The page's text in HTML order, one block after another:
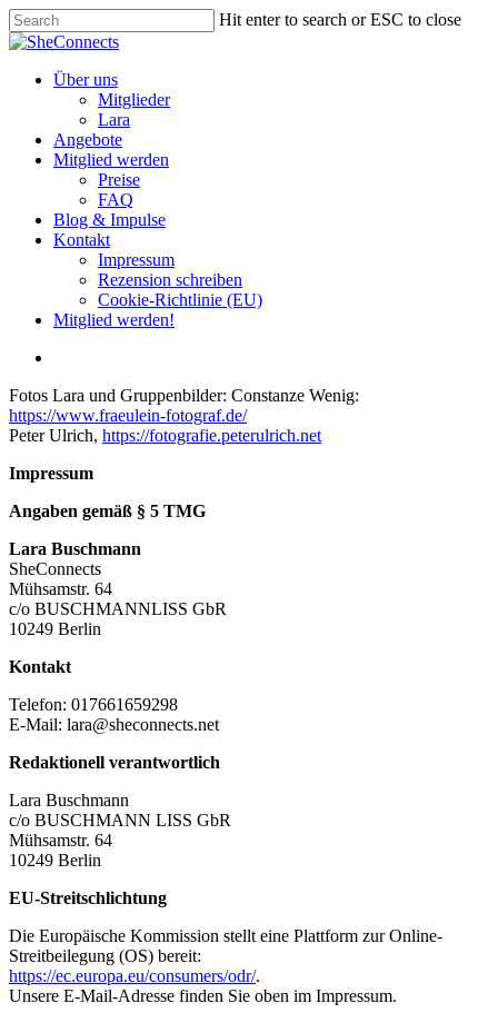
Skip
to
content
Hit enter to search or ESC to close
Close
search
Menu
Über uns
Mitglieder
Lara
Angebote
Mitglied werden
Preise
FAQ
Blog & Impulse
Kontakt
Impressum
Rezension schreiben
Cookie-Richtlinie (EU)
Mitglied werden!
Fotos Lara und Gruppenbilder: Constanze Wenig:
https://www.fraeulein-fotograf.de/
Peter Ulrich, https://fotografie.peterulrich.net
Impressum
Angaben gemäß § 5 TMG
Lara Buschmann
SheConnects
Mühsamstr. 64
c/o BUSCHMANNLISS GbR
10249 Berlin
Kontakt
Telefon: 017661659298
E-Mail: lara@sheconnects.net
Redaktionell verantwortlich
Lara Buschmann
c/o BUSCHMANN LISS GbR
Mühsamstr. 64
10249 Berlin
EU-Streitschlichtung
Die Europäische Kommission stellt eine Plattform zur Online-
Streitbeilegung (OS) bereit:
https://ec.europa.eu/consumers/odr/.
Unsere E-Mail-Adresse finden Sie oben im Impressum.